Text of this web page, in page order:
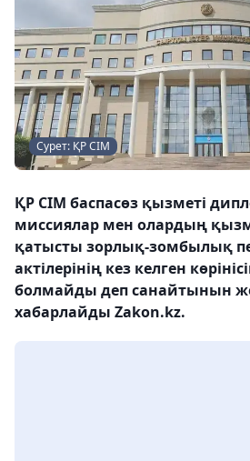
Сурет: ҚР СІМ
ҚР СІМ баспасөз қызметі
миссиялар мен олардың
қатысты зорлық-зомбылық
актілерінің кез келген
болмайды деп санайтынын
хабарлайды Zakon.kz.